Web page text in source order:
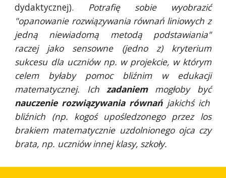
dydaktycznej). Potrafię sobie wyobrazić
"opanowanie rozwiązywania równań liniowych z
jedną niewiadomą metodą podstawiania"
raczej jako sensowne (jedno z) kryterium
sukcesu dla uczniów np. w projekcie, w którym
celem byłaby pomoc bliźnim w edukacji
matematycznej. Ich zadaniem mogłoby być
nauczenie rozwiązywania równańjakichś ich
bliźnich (np. kogoś upośledzonego przez los
brakiem matematycznie uzdolnionego ojca czy
brata, np. uczniów innej klasy, szkoły.